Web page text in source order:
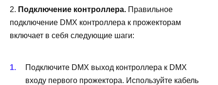
2. Подключение контроллера. Правильное
подключение DMX контроллера к прожекторам
включает в себя следующие шаги:
Подключите DMX выход контроллера к DMX
входу первого прожектора. Используйте кабель